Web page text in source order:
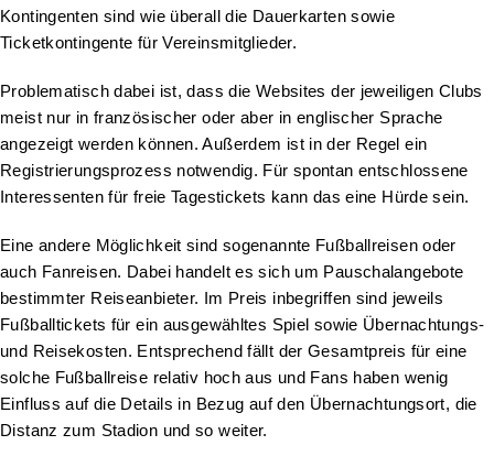
Kontingenten sind wie überall die Dauerkarten sowie
Ticketkontingente für Vereinsmitglieder.
Problematisch dabei ist, dass die Websites der jeweiligen Clubs
meist nur in französischer oder aber in englischer Sprache
angezeigt werden können. Außerdem ist in der Regel ein
Registrierungsprozess notwendig. Für spontan entschlossene
Interessenten für freie Tagestickets kann das eine Hürde sein.
Eine andere Möglichkeit sind sogenannte Fußballreisen oder
auch Fanreisen. Dabei handelt es sich um Pauschalangebote
bestimmter Reiseanbieter. Im Preis inbegriffen sind jeweils
Fußballtickets für ein ausgewähltes Spiel sowie Übernachtungs-
und Reisekosten. Entsprechend fällt der Gesamtpreis für eine
solche Fußballreise relativ hoch aus und Fans haben wenig
Einfluss auf die Details in Bezug auf den Übernachtungsort, die
Distanz zum Stadion und so weiter.